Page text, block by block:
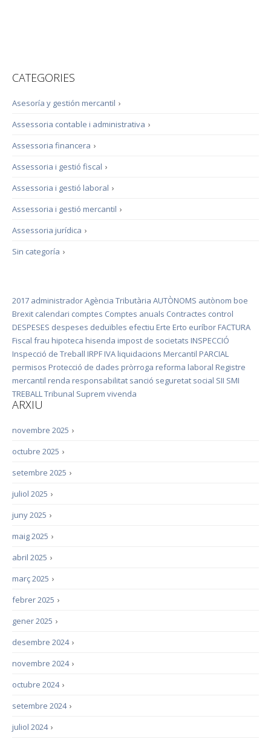
CATEGORIES
›
Asesoría y gestión mercantil
›
Assessoria contable i administrativa
›
Assessoria financera
›
Assessoria i gestió fiscal
›
Assessoria i gestió laboral
›
Assessoria i gestió mercantil
›
Assessoria jurídica
›
Sin categoría
2017 administradorAgència Tributària AUTÒNOMS autònom boe
Brexit calendari comptes Comptes anuals Contractes control
DESPESES despeses deduïbles efectiu Erte Erto euríbor FACTURA
Fiscal frau hipoteca hisenda impost de societats INSPECCIÓ
Inspecció de Treball IRPF IVA liquidacions Mercantil PARCIAL
permisos Protecció de dades pròrroga reforma laboral Registre
mercantil renda responsabilitat sanció seguretat social SII SMI
TREBALLTribunal Suprem vivenda
ARXIU
›
novembre 2025
›
octubre 2025
›
setembre 2025
›
juliol 2025
›
juny 2025
›
maig 2025
›
abril 2025
›
març 2025
›
febrer 2025
›
gener 2025
›
desembre 2024
›
novembre 2024
›
octubre 2024
›
setembre 2024
›
juliol 2024